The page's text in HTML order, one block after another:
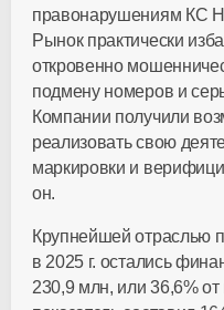
правонарушениям КС
Рынок практически
откровенно
подмену номеров и
Компании получили
реализовать свою
маркировки и
он.
Крупнейшей отраслью
в 2025 г. остались
230,9 млн, или 36,6% от